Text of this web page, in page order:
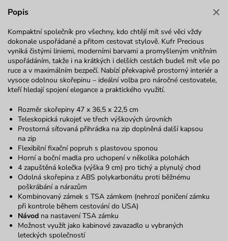
Popis
Kompaktní společník pro všechny, kdo chtějí mít své věci vždy
dokonale uspořádané a přitom cestovat stylově. Kufr Precious
vyniká čistými liniemi, moderními barvami a promyšleným vnitřním
uspořádáním, takže i na krátkých i delších cestách budeš mít vše po
ruce a v maximálním bezpečí. Nabízí překvapivě prostorný interiér a
vysoce odolnou skořepinu – ideální volba pro náročné cestovatele,
kteří hledají spojení elegance a praktického využití.
Rozměr skořepiny 47 x 36,5 x 22,5 cm
Teleskopická rukojeť ve třech výškových úrovních
Prostorná síťovaná přihrádka na zip doplněná další kapsou
na zip
Flexibilní fixační popruh s plastovou sponou
Horní a boční madla pro uchopení v několika polohách
4 zapuštěná kolečka (výška 9 cm) pro tichý a plynulý chod
Odolná skořepina z ABS polykarbonátu proti běžnému
poškrábání a nárazům
Kombinovaný zámek s TSA zámkem (nehrozí poničení zámku
při kontrole během cestování do USA)
Návod na nastavení TSA zámku
Možnost využít jako kabinové zavazadlo u vybraných
leteckých společností